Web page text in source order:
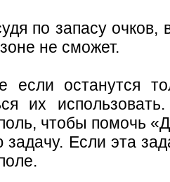
по запасу очков,
не сможет.
останутся
их
чтобы помочь
задачу. Если эта